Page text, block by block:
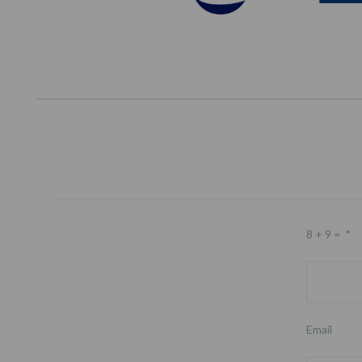
8 + 9 = *
Email